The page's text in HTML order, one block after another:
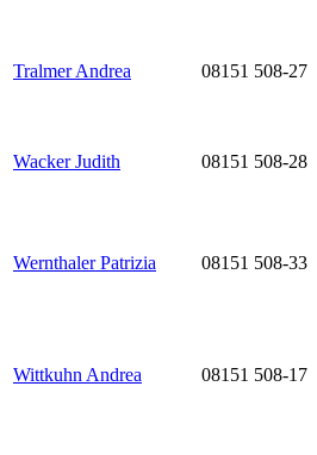
Tralmer Andrea 08151 508-27
Wacker Judith 08151 508-28
Wernthaler Patrizia 08151 508-33
Wittkuhn Andrea 08151 508-17